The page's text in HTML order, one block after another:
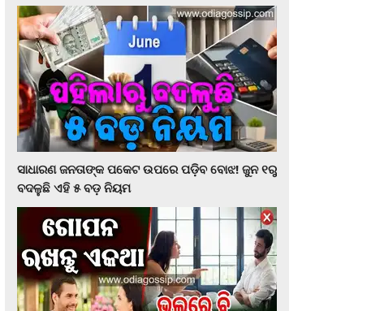
ସାଧାରଣ ଜନତାଙ୍କ ପକେଟ ଉପରେ ପଡ଼ିବ ବୋଝ! ଜୁନ ୧ରୁ
ବଦଳୁଛି ଏହି ୫ ବଡ଼ ନିୟମ